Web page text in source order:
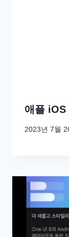
애플 iOS
2023년 7월